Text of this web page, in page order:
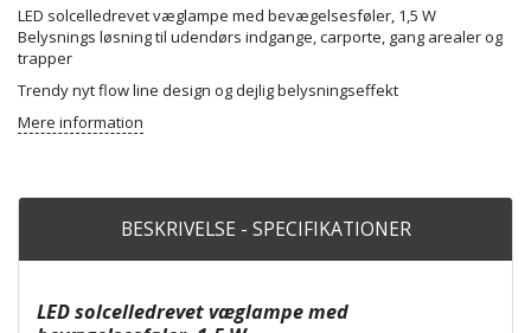
LED solcelledrevet væglampe med bevægelsesføler, 1,5 W
Belysnings løsning til udendørs indgange, carporte, gang arealer og
trapper
Trendy nyt flow line design og dejlig belysningseffekt
Mere information
BESKRIVELSE - SPECIFIKATIONER
LED solcelledrevet væglampe med